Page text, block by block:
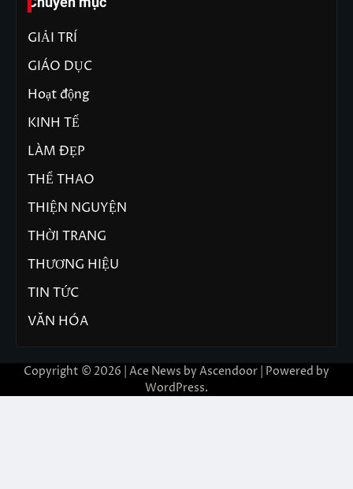
GIẢI TRÍ
GIÁO DỤC
Hoạt động
KINH TẾ
LÀM ĐẸP
THỂ THAO
THIỆN NGUYỆN
THỜI TRANG
THƯƠNG HIỆU
TIN TỨC
VĂN HÓA
Copyright © 2026 | Ace News by Ascendoor | Powered by
WordPress.